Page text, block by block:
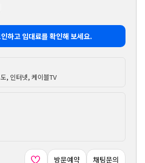
하고 임대료를 확인해 보세요.
, 인터넷, 케이블TV
방문예약 채팅문의